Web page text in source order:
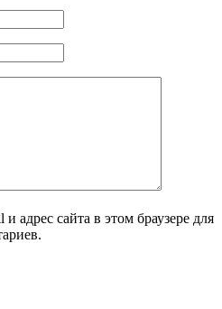
адрес сайта в этом браузере для